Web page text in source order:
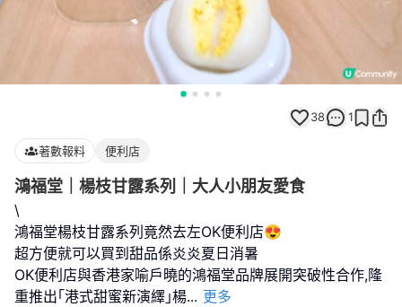
38 1
著數報料 便利店
鴻福堂｜楊枝甘露系列｜大人小朋友愛食
\
鴻福堂楊枝甘露系列竟然去左OK便利店😍
超方便就可以買到甜品係炎炎夏日消暑
OK便利店與香港家喻戶曉的鴻福堂品牌展開突破性合作,隆
重推出｢港式甜蜜新演繹｣楊... 更多